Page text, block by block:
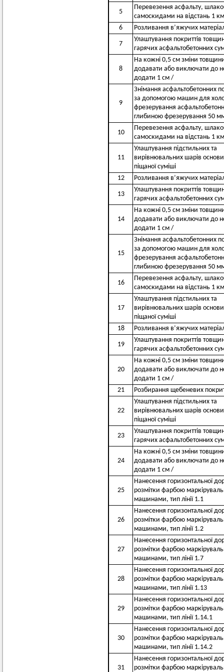
5
Перевезення асфальту,
самоскидами на відстань 1 км
6
Розливання в’яжучих
7
Улаштування покриттів
гарячих асфальтобетонних
8
На кожні 0,5 см зміни
додавати або виключати до
додати 1 см /
9
Знімання асфальтобетонних
за допомогою машин для
фрезерування
глибиною фрезерування 50
10
Перевезення асфальту,
самоскидами на відстань 1 км
11
Улаштування підстильних та
вирівнювальних шарів
піщаної суміші
12
Розливання в’яжучих
13
Улаштування покриттів
гарячих асфальтобетонних
14
На кожні 0,5 см зміни
додавати або виключати до
додати 1 см /
15
Знімання асфальтобетонних
за допомогою машин для
фрезерування
глибиною фрезерування 50
16
Перевезення асфальту,
самоскидами на відстань 1 км
17
Улаштування підстильних та
вирівнювальних шарів
піщаної суміші
18
Розливання в’яжучих
19
Улаштування покриттів
гарячих асфальтобетонних
20
На кожні 0,5 см зміни
додавати або виключати до
додати 1 см /
21
Розбирання щебеневих
22
Улаштування підстильних та
вирівнювальних шарів
піщаної суміші
23
Улаштування покриттів
гарячих асфальтобетонних
24
На кожні 0,5 см зміни
додавати або виключати до
додати 1 см /
25
Нанесення горизонтальної
розмітки фарбою
машинами, тип лінії 1.1
26
Нанесення горизонтальної
розмітки фарбою
машинами, тип лінії 1.2
27
Нанесення горизонтальної
розмітки фарбою
машинами, тип лінії 1.7
28
Нанесення горизонтальної
розмітки фарбою
машинами, тип лінії 1.13
29
Нанесення горизонтальної
розмітки фарбою
машинами, тип лінії 1.14.1
30
Нанесення горизонтальної
розмітки фарбою
машинами, тип лінії 1.14.2
31
Нанесення горизонтальної
розмітки фарбою